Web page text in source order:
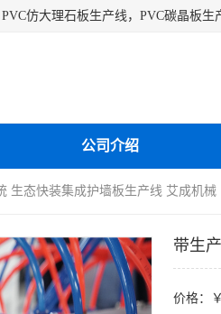
公司介绍
生态快装集成护墙板生产线 艾成机械
带生
价格：￥